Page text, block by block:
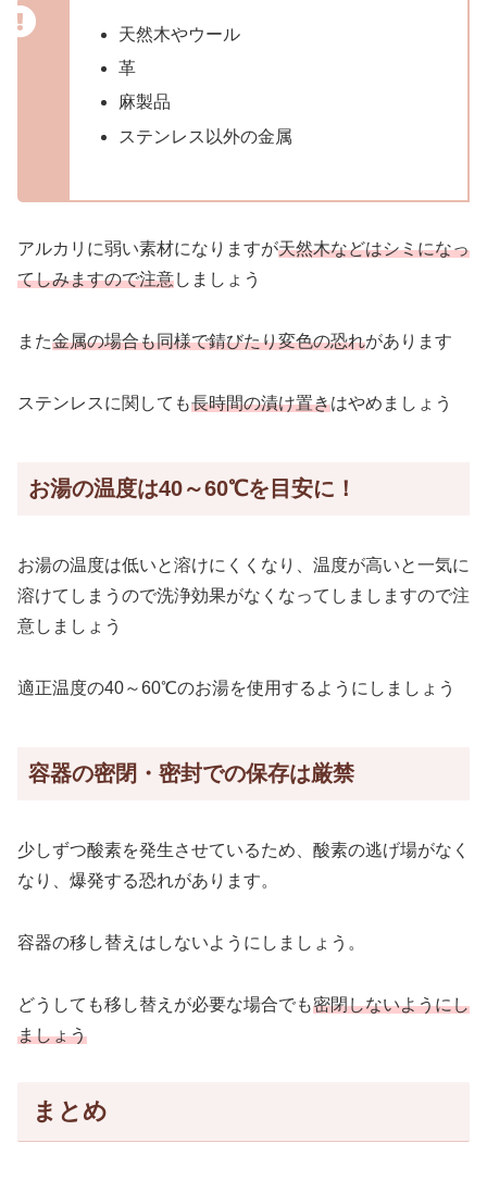
天然木やウール
革
麻製品
ステンレス以外の金属
アルカリに弱い素材になりますが天然木などはシミになっ
てしみますので注意しましょう
また金属の場合も同様で錆びたり変色の恐れがあります
ステンレスに関しても長時間の漬け置きはやめましょう
お湯の温度は40～60℃を目安に！
お湯の温度は低いと溶けにくくなり、温度が高いと一気に
溶けてしまうので洗浄効果がなくなってしましますので注
意しましょう
適正温度の40～60℃のお湯を使用するようにしましょう
容器の密閉・密封での保存は厳禁
少しずつ酸素を発生させているため、酸素の逃げ場がなく
なり、爆発する恐れがあります。
容器の移し替えはしないようにしましょう。
どうしても移し替えが必要な場合でも密閉しないようにし
ましょう
まとめ